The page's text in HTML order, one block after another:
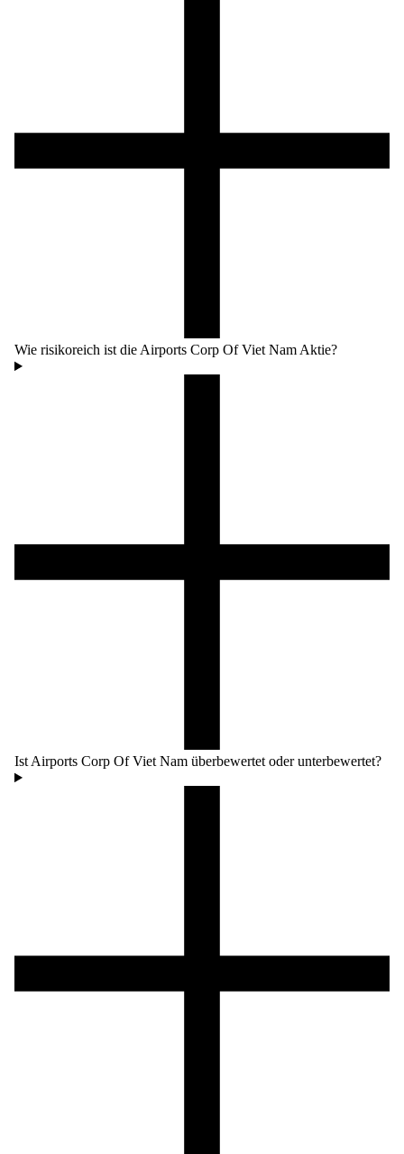
Wie risikoreich ist die Airports Corp Of Viet Nam Aktie?
Ist Airports Corp Of Viet Nam überbewertet oder unterbewertet?